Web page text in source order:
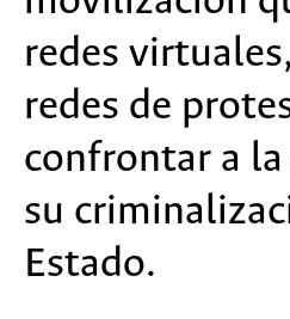
redes
redes de
confrontar a
su
Estado.